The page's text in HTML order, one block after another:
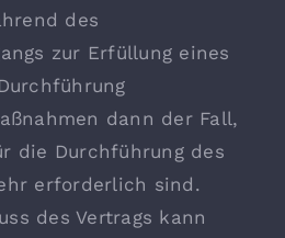
des
zur Erfüllung eines
dann der Fall,
die Durchführung des
erforderlich sind.
des Vertrags kann